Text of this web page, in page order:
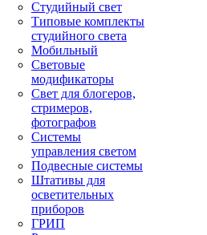
Студийный свет
Типовые комплекты
студийного света
Мобильный
Световые
модификаторы
Свет для блогеров,
стримеров,
фотографов
Системы
управления светом
Подвесные системы
Штативы для
осветительных
приборов
ГРИП